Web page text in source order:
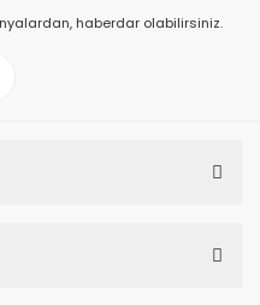
haberdar olabilirsiniz.